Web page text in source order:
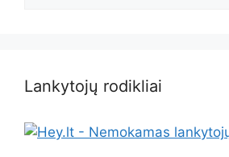
Lankytojų rodikliai